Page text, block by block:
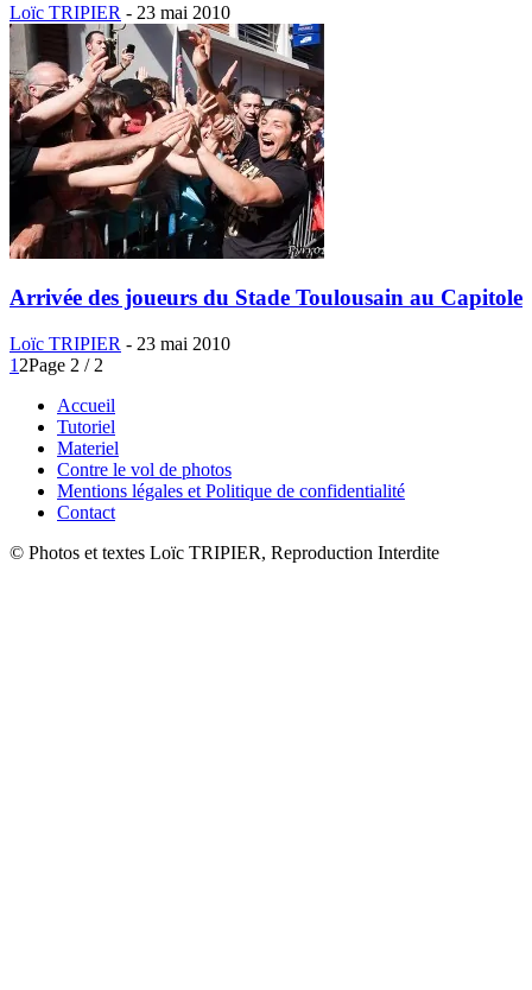
Loïc TRIPIER - 23 mai 2010
Arrivée des joueurs du Stade Toulousain au Capitole
Loïc TRIPIER - 23 mai 2010
1 2Page 2 / 2
Accueil
Tutoriel
Materiel
Contre le vol de photos
Mentions légales et Politique de confidentialité
Contact
© Photos et textes Loïc TRIPIER, Reproduction Interdite